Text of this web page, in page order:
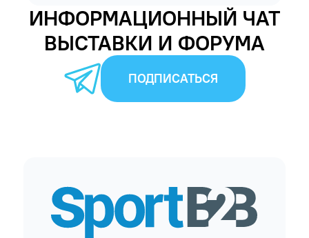
ИНФОРМАЦИОННЫЙ ЧАТ
ВЫСТАВКИ И ФОРУМА
ПОДПИСАТЬСЯ